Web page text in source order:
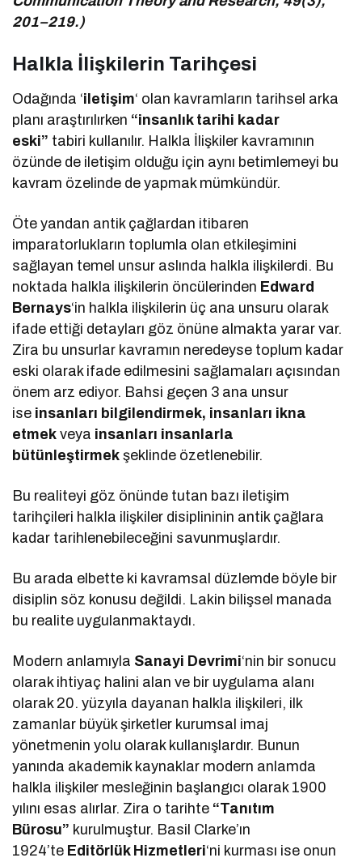
201–219.)
Halkla İlişkilerin Tarihçesi
Odağında ‘iletişim‘ olan kavramların tarihsel arka
planı araştırılırken “insanlık tarihi kadar
eski” tabiri kullanılır. Halkla İlişkiler kavramının
özünde de iletişim olduğu için aynı betimlemeyi bu
kavram özelinde de yapmak mümkündür.
Öte yandan antik çağlardan itibaren
imparatorlukların toplumla olan etkileşimini
sağlayan temel unsur aslında halkla ilişkilerdi. Bu
noktada halkla ilişkilerin öncülerinden Edward
Bernays‘in halkla ilişkilerin üç ana unsuru olarak
ifade ettiği detayları göz önüne almakta yarar var.
Zira bu unsurlar kavramın neredeyse toplum kadar
eski olarak ifade edilmesini sağlamaları açısından
önem arz ediyor. Bahsi geçen 3 ana unsur
ise insanları bilgilendirmek, insanları ikna
etmekveya insanları insanlarla
bütünleştirmekşeklinde özetlenebilir.
Bu realiteyi göz önünde tutan bazı iletişim
tarihçileri halkla ilişkiler disiplininin antik çağlara
kadar tarihlenebileceğini savunmuşlardır.
Bu arada elbette ki kavramsal düzlemde böyle bir
disiplin söz konusu değildi. Lakin bilişsel manada
bu realite uygulanmaktaydı.
Modern anlamıyla Sanayi Devrimi‘nin bir sonucu
olarak ihtiyaç halini alan ve bir uygulama alanı
olarak 20. yüzyıla dayanan halkla ilişkileri, ilk
zamanlar büyük şirketler kurumsal imaj
yönetmenin yolu olarak kullanışlardır. Bunun
yanında akademik kaynaklar modern anlamda
halkla ilişkiler mesleğinin başlangıcı olarak 1900
yılını esas alırlar. Zira o tarihte “Tanıtım
Bürosu” kurulmuştur. Basil Clarke’ın
1924’te Editörlük Hizmetleri‘ni kurması ise onun